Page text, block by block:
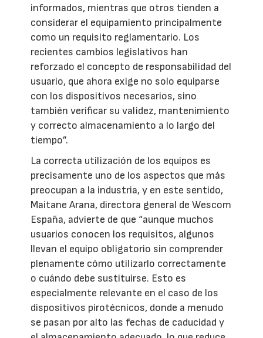
informados, mientras que otros tienden a
considerar el equipamiento principalmente
como un requisito reglamentario. Los
recientes cambios legislativos han
reforzado el concepto de responsabilidad del
usuario, que ahora exige no solo equiparse
con los dispositivos necesarios, sino
también verificar su validez, mantenimiento
y correcto almacenamiento a lo largo del
tiempo”.
La correcta utilización de los equipos es
precisamente uno de los aspectos que más
preocupan a la industria, y en este sentido,
Maitane Arana, directora general de Wescom
España, advierte de que “aunque muchos
usuarios conocen los requisitos, algunos
llevan el equipo obligatorio sin comprender
plenamente cómo utilizarlo correctamente
o cuándo debe sustituirse. Esto es
especialmente relevante en el caso de los
dispositivos pirotécnicos, donde a menudo
se pasan por alto las fechas de caducidad y